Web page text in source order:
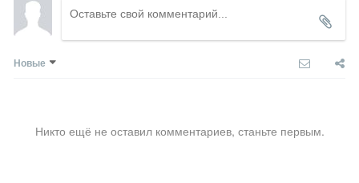
Новые
Никто ещё не оставил комментариев, станьте первым.